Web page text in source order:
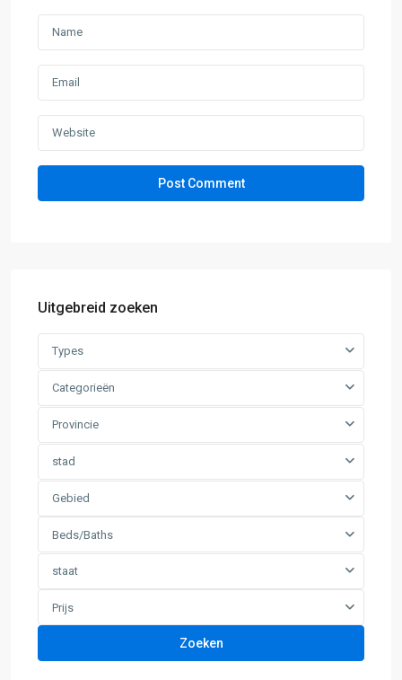
Uitgebreid zoeken
Types
Categorieën
Provincie
stad
Gebied
Beds/Baths
staat
Prijs
Zoeken